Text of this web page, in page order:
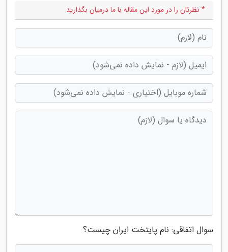
* نظرتان را در مورد این مقاله با ما درمیان بگذارید
سوال اتفاقی: نام پایتخت ایران چیست؟